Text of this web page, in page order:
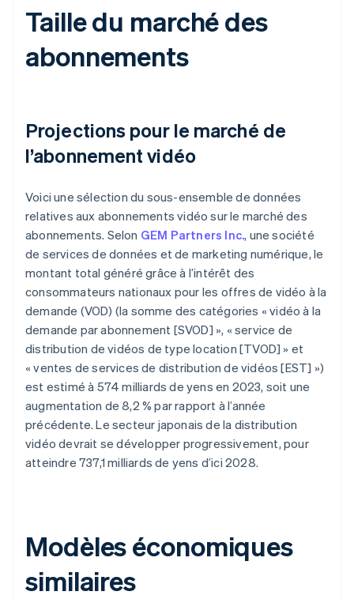
Taille du marché des
abonnements
Projections pour le marché de
l’abonnement vidéo
Voici une sélection du sous-ensemble de données
relatives aux abonnements vidéo sur le marché des
abonnements. Selon GEM Partners Inc., une société
de services de données et de marketing numérique, le
montant total généré grâce à l’intérêt des
consommateurs nationaux pour les offres de vidéo à la
demande (VOD) (la somme des catégories « vidéo à la
demande par abonnement [SVOD] », « service de
distribution de vidéos de type location [TVOD] » et
« ventes de services de distribution de vidéos [EST] »)
est estimé à 574 milliards de yens en 2023, soit une
augmentation de 8,2 % par rapport à l’année
précédente. Le secteur japonais de la distribution
vidéo devrait se développer progressivement, pour
atteindre 737,1 milliards de yens d’ici 2028.
Modèles économiques
similaires